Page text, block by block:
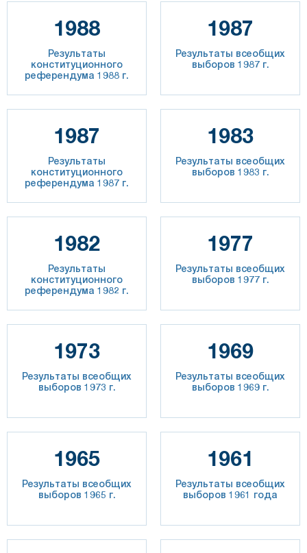
1988
Результаты
конституционного
референдума 1988 г.
1987
Результаты всеобщих
выборов 1987 г.
1987
Результаты
конституционного
референдума 1987 г.
1983
Результаты всеобщих
выборов 1983 г.
1982
Результаты
конституционного
референдума 1982 г.
1977
Результаты всеобщих
выборов 1977 г.
1973
Результаты всеобщих
выборов 1973 г.
1969
Результаты всеобщих
выборов 1969 г.
1965
Результаты всеобщих
выборов 1965 г.
1961
Результаты всеобщих
выборов 1961 года